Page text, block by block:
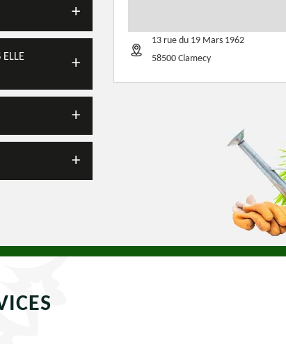
ELLE
13 rue du 19 Mars 1962
58500 Clamecy